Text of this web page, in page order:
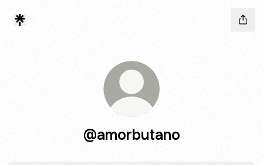
@amorbutano